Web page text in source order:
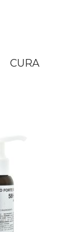
CURA